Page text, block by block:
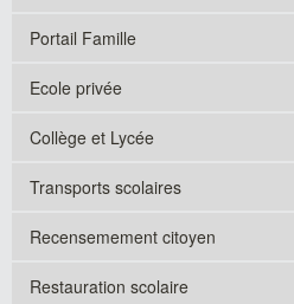
Portail Famille
Ecole privée
Collège et Lycée
Transports scolaires
Recensemement citoyen
Restauration scolaire